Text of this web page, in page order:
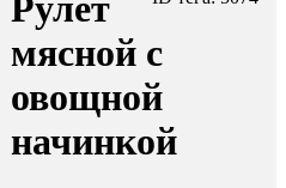
Рулет
мясной с
овощной
начинкой